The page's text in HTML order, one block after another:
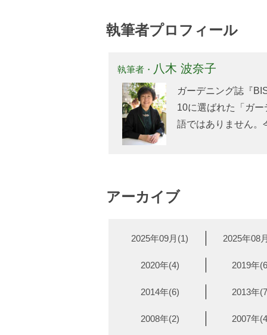
執筆者プロフィール
執筆者・ 八木 波奈子
ガーデニング誌『
10に選ばれた「ガ
語ではありません。
アーカイブ
2025年09月(1) 2025年08
2020年(4) 2019年
2014年(6) 2013年
2008年(2) 2007年